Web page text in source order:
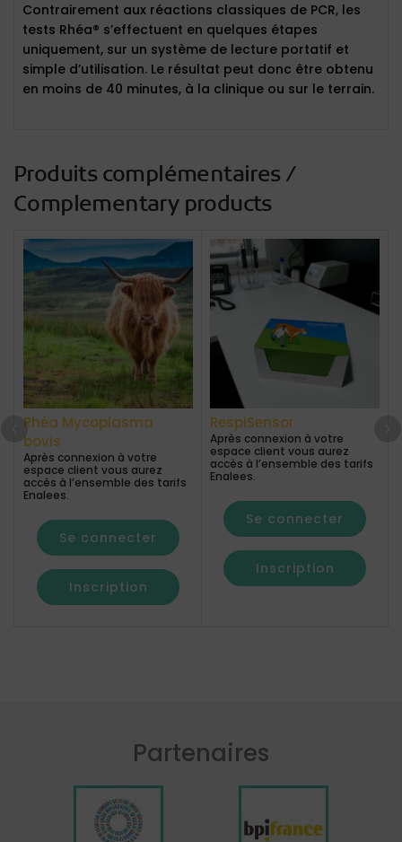
Contrairement aux réactions classiques de PCR, les
tests Rhéa® s’effectuent en quelques étapes
uniquement, sur un système de lecture portatif et
simple d’utilisation. Le résultat peut donc être obtenu
en moins de 40 minutes, à la clinique ou sur le terrain.
Produits complémentaires /
Complementary products
Rhéa Mycoplasma
bovis
Après connexion à votre
espace client vous aurez
accès à l’ensemble des tarifs
Enalees.
Se connecter
Inscription
RespiSensor
Après connexion à votre
espace client vous aurez
accès à l’ensemble des tarifs
Enalees.
Se connecter
Inscription
Partenaires